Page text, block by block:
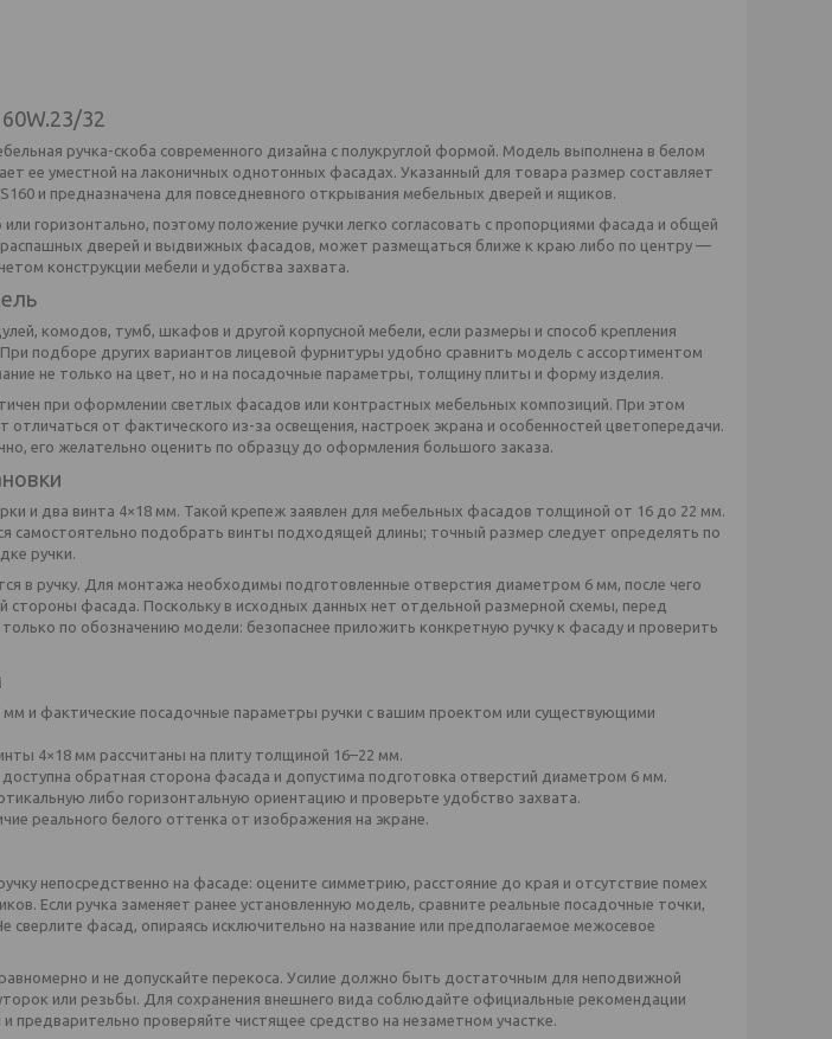
32
ручка-скоба современного дизайна с полукруглой формой. Модель выполнена в белом
ее уместной на лаконичных однотонных фасадах. Указанный для товара размер составляет
и предназначена для повседневного открывания мебельных дверей и ящиков.
горизонтально, поэтому положение ручки легко согласовать с пропорциями фасада и общей
дверей и выдвижных фасадов, может размещаться ближе к краю либо по центру —
конструкции мебели и удобства захвата.
комодов, тумб, шкафов и другой корпусной мебели, если размеры и способ крепления
подборе других вариантов лицевой фурнитуры удобно сравнить модель с ассортиментом
не только на цвет, но и на посадочные параметры, толщину плиты и форму изделия.
при оформлении светлых фасадов или контрастных мебельных композиций. При этом
от фактического из-за освещения, настроек экрана и особенностей цветопередачи.
его желательно оценить по образцу до оформления большого заказа.
и два винта 4×18 мм. Такой крепеж заявлен для мебельных фасадов толщиной от 16 до 22 мм.
самостоятельно подобрать винты подходящей длины; точный размер следует определять по
ручки.
в ручку. Для монтажа необходимы подготовленные отверстия диаметром 6 мм, после чего
стороны фасада. Поскольку в исходных данных нет отдельной размерной схемы, перед
по обозначению модели: безопаснее приложить конкретную ручку к фасаду и проверить
мм и фактические посадочные параметры ручки с вашим проектом или существующими
4×18 мм рассчитаны на плиту толщиной 16–22 мм.
обратная сторона фасада и допустима подготовка отверстий диаметром 6 мм.
либо горизонтальную ориентацию и проверьте удобство захвата.
реального белого оттенка от изображения на экране.
непосредственно на фасаде: оцените симметрию, расстояние до края и отсутствие помех
Если ручка заменяет ранее установленную модель, сравните реальные посадочные точки,
сверлите фасад, опираясь исключительно на название или предполагаемое межосевое
и не допускайте перекоса. Усилие должно быть достаточным для неподвижной
или резьбы. Для сохранения внешнего вида соблюдайте официальные рекомендации
и предварительно проверяйте чистящее средство на незаметном участке.